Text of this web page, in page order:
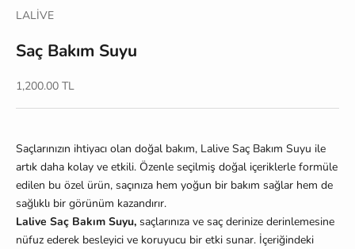
LALİVE
Saç Bakım Suyu
İndirimli fiyat
1,200.00 TL
Saçlarınızın ihtiyacı olan doğal bakım, Lalive Saç Bakım Suyu ile
artık daha kolay ve etkili. Özenle seçilmiş doğal içeriklerle formüle
edilen bu özel ürün, saçınıza hem yoğun bir bakım sağlar hem de
sağlıklı bir görünüm kazandırır.
Lalive Saç Bakım Suyu, saçlarınıza ve saç derinize derinlemesine
nüfuz ederek besleyici ve koruyucu bir etki sunar. İçeriğindeki